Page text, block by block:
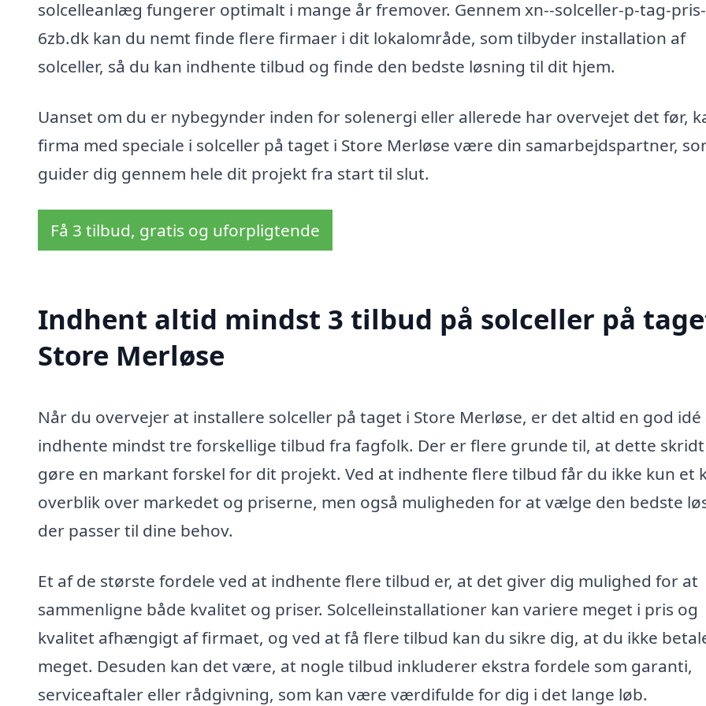
solcelleanlæg fungerer optimalt i mange år fremover. Gennem xn--solceller-p-tag-pris-
6zb.dk kan du nemt finde flere firmaer i dit lokalområde, som tilbyder installation af
solceller, så du kan indhente tilbud og finde den bedste løsning til dit hjem.
Uanset om du er nybegynder inden for solenergi eller allerede har overvejet det før,
firma med speciale i solceller på taget i Store Merløse være din samarbejdspartner,
guider dig gennem hele dit projekt fra start til slut.
Få 3 tilbud, gratis og uforpligtende
Indhent altid mindst 3 tilbud på solceller på
Store Merløse
Når du overvejer at installere solceller på taget i Store Merløse, er det altid en god idé
indhente mindst tre forskellige tilbud fra fagfolk. Der er flere grunde til, at dette
gøre en markant forskel for dit projekt. Ved at indhente flere tilbud får du ikke kun et
overblik over markedet og priserne, men også muligheden for at vælge den bedste
der passer til dine behov.
Et af de største fordele ved at indhente flere tilbud er, at det giver dig mulighed for at
sammenligne både kvalitet og priser. Solcelleinstallationer kan variere meget i pris og
kvalitet afhængigt af firmaet, og ved at få flere tilbud kan du sikre dig, at du ikke
meget. Desuden kan det være, at nogle tilbud inkluderer ekstra fordele som garanti,
serviceaftaler eller rådgivning, som kan være værdifulde for dig i det lange løb.